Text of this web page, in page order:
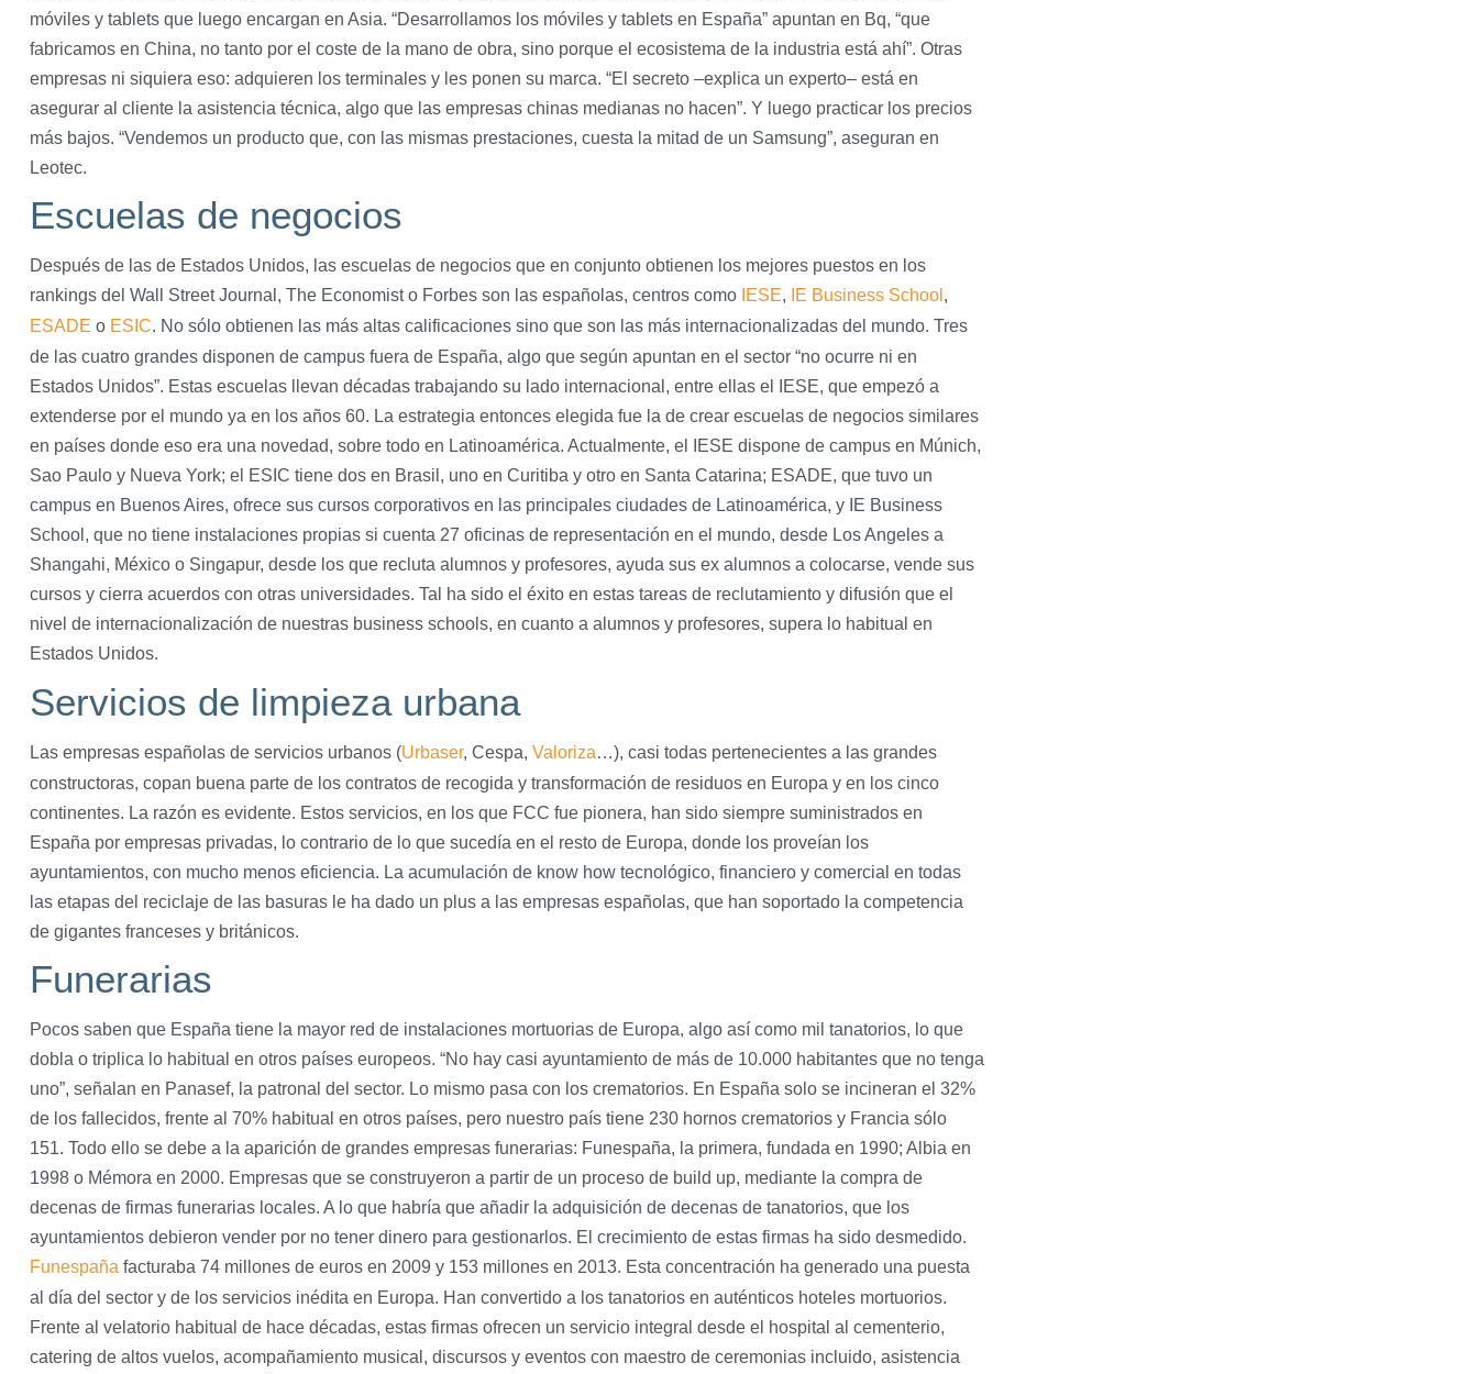
móviles y tablets que luego encargan en Asia. “Desarrollamos los móviles y tablets en España” apuntan en Bq, “que
fabricamos en China, no tanto por el coste de la mano de obra, sino porque el ecosistema de la industria está ahí”. Otras
empresas ni siquiera eso: adquieren los terminales y les ponen su marca. “El secreto –explica un experto– está en
asegurar al cliente la asistencia técnica, algo que las empresas chinas medianas no hacen”. Y luego practicar los precios
más bajos. “Vendemos un producto que, con las mismas prestaciones, cuesta la mitad de un Samsung”, aseguran en
Leotec.
Escuelas de negocios
Después de las de Estados Unidos, las escuelas de negocios que en conjunto obtienen los mejores puestos en los
rankings del Wall Street Journal, The Economist o Forbes son las españolas, centros como IESE, IE Business School ,
ESADE o ESIC. No sólo obtienen las más altas calificaciones sino que son las más internacionalizadas del mundo. Tres
de las cuatro grandes disponen de campus fuera de España, algo que según apuntan en el sector “no ocurre ni en
Estados Unidos”. Estas escuelas llevan décadas trabajando su lado internacional, entre ellas el IESE, que empezó a
extenderse por el mundo ya en los años 60. La estrategia entonces elegida fue la de crear escuelas de negocios similares
en países donde eso era una novedad, sobre todo en Latinoamérica. Actualmente, el IESE dispone de campus en Múnich,
Sao Paulo y Nueva York; el ESIC tiene dos en Brasil, uno en Curitiba y otro en Santa Catarina; ESADE, que tuvo un
campus en Buenos Aires, ofrece sus cursos corporativos en las principales ciudades de Latinoamérica, y IE Business
School, que no tiene instalaciones propias si cuenta 27 oficinas de representación en el mundo, desde Los Angeles a
Shangahi, México o Singapur, desde los que recluta alumnos y profesores, ayuda sus ex alumnos a colocarse, vende sus
cursos y cierra acuerdos con otras universidades. Tal ha sido el éxito en estas tareas de reclutamiento y difusión que el
nivel de internacionalización de nuestras business schools, en cuanto a alumnos y profesores, supera lo habitual en
Estados Unidos.
Servicios de limpieza urbana
Las empresas españolas de servicios urbanos (Urbaser, Cespa, Valoriza…), casi todas pertenecientes a las grandes
constructoras, copan buena parte de los contratos de recogida y transformación de residuos en Europa y en los cinco
continentes. La razón es evidente. Estos servicios, en los que FCC fue pionera, han sido siempre suministrados en
España por empresas privadas, lo contrario de lo que sucedía en el resto de Europa, donde los proveían los
ayuntamientos, con mucho menos eficiencia. La acumulación de know how tecnológico, financiero y comercial en todas
las etapas del reciclaje de las basuras le ha dado un plus a las empresas españolas, que han soportado la competencia
de gigantes franceses y británicos.
Funerarias
Pocos saben que España tiene la mayor red de instalaciones mortuorias de Europa, algo así como mil tanatorios, lo que
dobla o triplica lo habitual en otros países europeos. “No hay casi ayuntamiento de más de 10.000 habitantes que no tenga
uno”, señalan en Panasef, la patronal del sector. Lo mismo pasa con los crematorios. En España solo se incineran el 32%
de los fallecidos, frente al 70% habitual en otros países, pero nuestro país tiene 230 hornos crematorios y Francia sólo
151. Todo ello se debe a la aparición de grandes empresas funerarias: Funespaña, la primera, fundada en 1990; Albia en
1998 o Mémora en 2000. Empresas que se construyeron a partir de un proceso de build up, mediante la compra de
decenas de firmas funerarias locales. A lo que habría que añadir la adquisición de decenas de tanatorios, que los
ayuntamientos debieron vender por no tener dinero para gestionarlos. El crecimiento de estas firmas ha sido desmedido.
Funespaña facturaba 74 millones de euros en 2009 y 153 millones en 2013. Esta concentración ha generado una puesta
al día del sector y de los servicios inédita en Europa. Han convertido a los tanatorios en auténticos hoteles mortuorios.
Frente al velatorio habitual de hace décadas, estas firmas ofrecen un servicio integral desde el hospital al cementerio,
catering de altos vuelos, acompañamiento musical, discursos y eventos con maestro de ceremonias incluido, asistencia